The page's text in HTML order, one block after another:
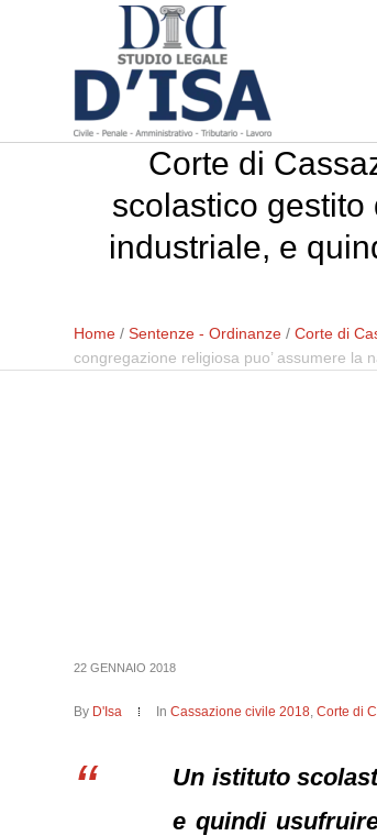
Corte di
scolastico gestito
industriale, e
Home /Sentenze - Ordinanze /Corte di
congregazione religiosa puo’ assumere
22 GENNAIO 2018
By D'Isa InCassazione civile 2018,Corte di
Un istituto
e quindi